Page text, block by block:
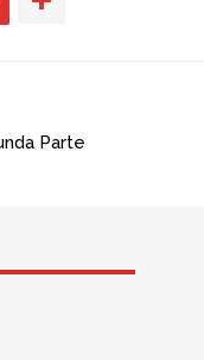
Parte